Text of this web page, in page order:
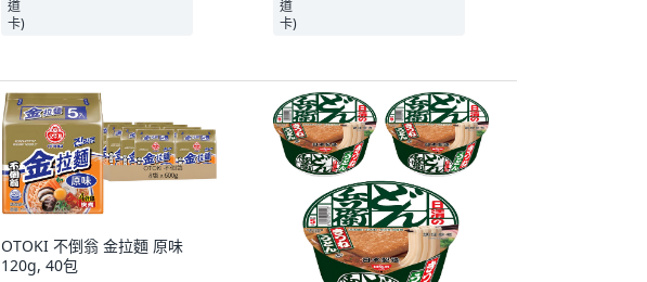
OTOKI 不倒翁 金拉麵 原味
120g, 40包